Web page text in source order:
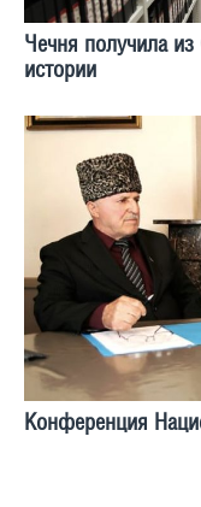
Чечня получила
истории
Конференция